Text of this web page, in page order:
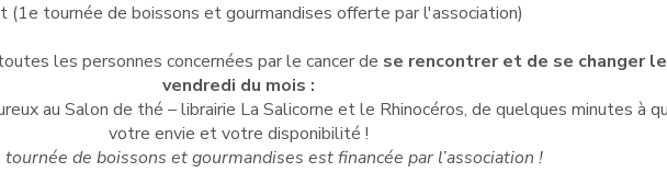
(1e tournée de boissons et gourmandises offerte par l'association)
les personnes concernées par le cancer de se rencontrer et de se changer
vendredi du mois :
au Salon de thé – librairie La Salicorne et le Rhinocéros, de quelques minutes à
votre envie et votre disponibilité !
de boissons et gourmandises est financée par l’association !